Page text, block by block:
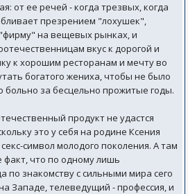
от ее речей - когда трезвых, когда
презрением "лохушек",
на вещевых рынках, и
вкус к дорогой и
к хорошим ресторанам и мечту во
богатого жениха, чтобы не было
больно за бесцельно прожитые годы.
продукт не удастся
это у себя на родине Ксения
символ молодого поколения. А там
факт, что по одному лишь
по знакомству с сильными мира сего
Западе, телеведущий - профессия, и